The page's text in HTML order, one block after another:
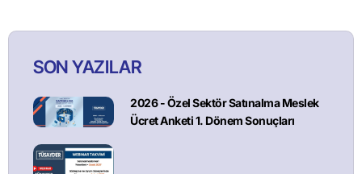
SON YAZILAR
2026 - Özel Sektör Satınalma Meslek
Ücret Anketi 1. Dönem Sonuçları